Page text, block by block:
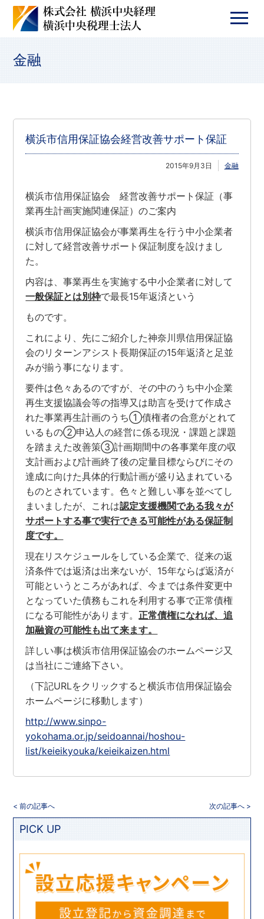
金融
横浜市信用保証協会経営改善サポート保証
2015年9月3日 金融
横浜市信用保証協会 経営改善サポート保証（事
業再生計画実施関連保証）のご案内
横浜市信用保証協会が事業再生を行う中小企業者
に対して経営改善サポート保証制度を設けまし
た。
内容は、事業再生を実施する中小企業者に対して
一般保証とは別枠で最長15年返済という
ものです。
これにより、先にご紹介した神奈川県信用保証協
会のリターンアシスト長期保証の15年返済と足並
みが揃う事になります。
要件は色々あるのですが、その中のうち中小企業
再生支援協議会等の指導又は助言を受けて作成さ
れた事業再生計画のうち①債権者の合意がとれて
いるもの②申込人の経営に係る現況・課題と課題
を踏まえた改善策③計画期間中の各事業年度の収
支計画および計画終了後の定量目標ならびにその
達成に向けた具体的行動計画が盛り込まれている
ものとされています。色々と難しい事を並べてし
まいましたが、これは認定支援機関である我々が
サポートする事で実行できる可能性がある保証制
度です。
現在リスケジュールをしている企業で、従来の返
済条件では返済は出来ないが、15年ならば返済が
可能というところがあれば、今までは条件変更中
となっていた債務もこれを利用する事で正常債権
になる可能性があります。 正常債権になれば、追
加融資の可能性も出て来ます。
詳しい事は横浜市信用保証協会のホームページ又
は当社にご連絡下さい。
（下記URLをクリックすると横浜市信用保証協会
ホームページに移動します）
http://www.sinpo-
yokohama.or.jp/seidoannai/hoshou-
list/keieikyouka/keieikaizen.html
< 前の記事へ 次の記事へ >
PICK UP